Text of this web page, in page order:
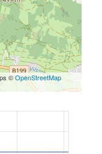
©OpenStreetMap